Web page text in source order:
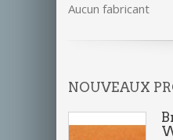
Aucun fabricant
NOUVEAUX